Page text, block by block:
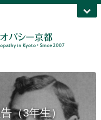
（3年生）